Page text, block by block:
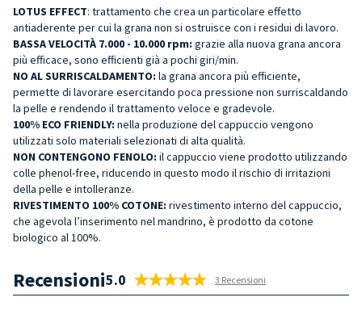
LOTUS EFFECT: trattamento che crea un particolare effetto
antiaderente per cui la grana non si ostruisce con i residui di lavoro.
BASSA VELOCITÀ 7.000 - 10.000 rpm: grazie alla nuova grana ancora
più efficace, sono efficienti già a pochi giri/min.
NO AL SURRISCALDAMENTO: la grana ancora più efficiente,
permette di lavorare esercitando poca pressione non surriscaldando
la pelle e rendendo il trattamento veloce e gradevole.
100% ECO FRIENDLY: nella produzione del cappuccio vengono
utilizzati solo materiali selezionati di alta qualità.
NON CONTENGONO FENOLO: il cappuccio viene prodotto utilizzando
colle phenol-free, riducendo in questo modo il rischio di irritazioni
della pelle e intolleranze.
RIVESTIMENTO 100% COTONE: rivestimento interno del cappuccio,
che agevola l’inserimento nel mandrino, è prodotto da cotone
biologico al 100%.
Recensioni5.0 3 Recensioni